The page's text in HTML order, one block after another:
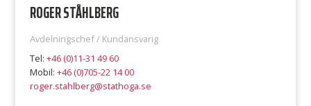
ROGER STÅHLBERG
Avdelningschef / Kundansvarig
Tel: +46 (0)11-31 49 60
Mobil: +46 (0)705-22 14 00
roger.stahlberg@stathoga.se